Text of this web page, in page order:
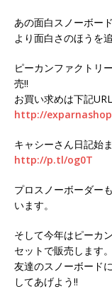
あの面白スノーボー
より面白さのほうを
ピーカンファクトリ
売!!
お買い求めは下記
http://
キャシーさん日記始
http://p.tl/og0T
プロスノーボーダー
います。
そして今年はピーカ
セットで販売します。
友達のスノーボード
してあげよう!!